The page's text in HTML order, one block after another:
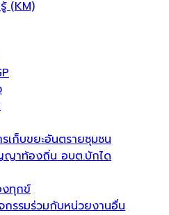
(KM)
เก็บขยะอันตรายชุมชน
าท้องถิ่น อบต.บักได
งทุกข์
รรมร่วมกับหน่วยงานอื่น